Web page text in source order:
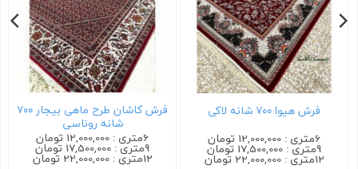
فرش هیوا ۷۰۰ شانه لاکی
6متری : 12,000,000 تومان
9متری : 17,500,000 تومان
12متری : 22,000,000 تومان
فرش کاشان طرح ماهی بیجار ۷۰۰
شانه روناسی
6متری : 12,000,000 تومان
9متری : 17,500,000 تومان
12متری : 22,000,000 تومان